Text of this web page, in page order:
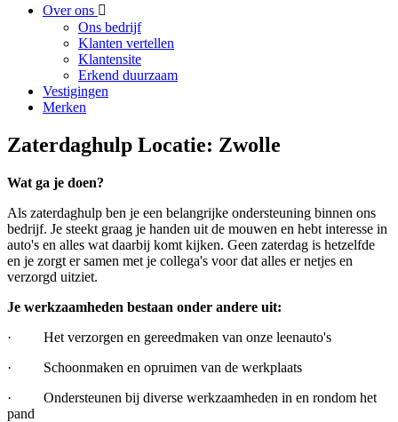
Over ons
Ons bedrijf
Klanten vertellen
Klantensite
Erkend duurzaam
Vestigingen
Merken
Zaterdaghulp Locatie: Zwolle
Wat ga je doen?
Als zaterdaghulp ben je een belangrijke ondersteuning binnen ons
bedrijf. Je steekt graag je handen uit de mouwen en hebt interesse in
auto's en alles wat daarbij komt kijken. Geen zaterdag is hetzelfde
en je zorgt er samen met je collega's voor dat alles er netjes en
verzorgd uitziet.
Je werkzaamheden bestaan onder andere uit:
· Het verzorgen en gereedmaken van onze leenauto's
· Schoonmaken en opruimen van de werkplaats
· Ondersteunen bij diverse werkzaamheden in en rondom het
pand